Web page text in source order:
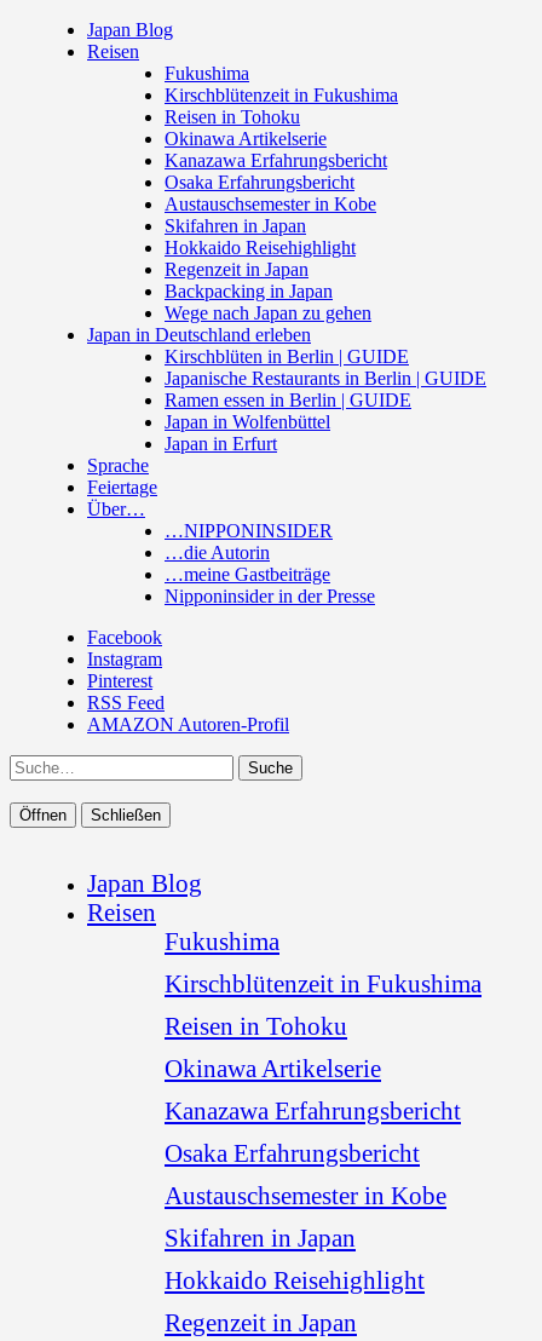
Japan Blog
Reisen
Fukushima
Kirschblütenzeit in Fukushima
Reisen in Tohoku
Okinawa Artikelserie
Kanazawa Erfahrungsbericht
Osaka Erfahrungsbericht
Austauschsemester in Kobe
Skifahren in Japan
Hokkaido Reisehighlight
Regenzeit in Japan
Backpacking in Japan
Wege nach Japan zu gehen
Japan in Deutschland erleben
Kirschblüten in Berlin | GUIDE
Japanische Restaurants in Berlin | GUIDE
Ramen essen in Berlin | GUIDE
Japan in Wolfenbüttel
Japan in Erfurt
Sprache
Feiertage
Über…
…NIPPONINSIDER
…die Autorin
…meine Gastbeiträge
Nipponinsider in der Presse
Facebook
Instagram
Pinterest
RSS Feed
AMAZON Autoren-Profil
Suche
Öffnen Schließen
Japan Blog
Reisen
Fukushima
Kirschblütenzeit in Fukushima
Reisen in Tohoku
Okinawa Artikelserie
Kanazawa Erfahrungsbericht
Osaka Erfahrungsbericht
Austauschsemester in Kobe
Skifahren in Japan
Hokkaido Reisehighlight
Regenzeit in Japan